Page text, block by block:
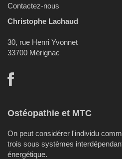
Contactez-nous
Christophe Lachaud
30, rue Henri Yvonnet
33700 Mérignac
Ostéopathie et MTC
On peut considérer l'individu
trois sous systèmes
énergétique.